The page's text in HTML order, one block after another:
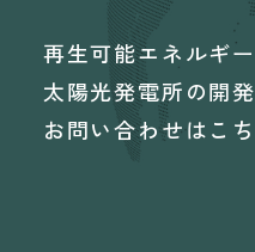
再生可能エネルギ
太陽光発電所の開
お問い合わせはこ